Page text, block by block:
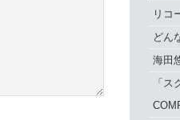
リコ
どん
海田
「